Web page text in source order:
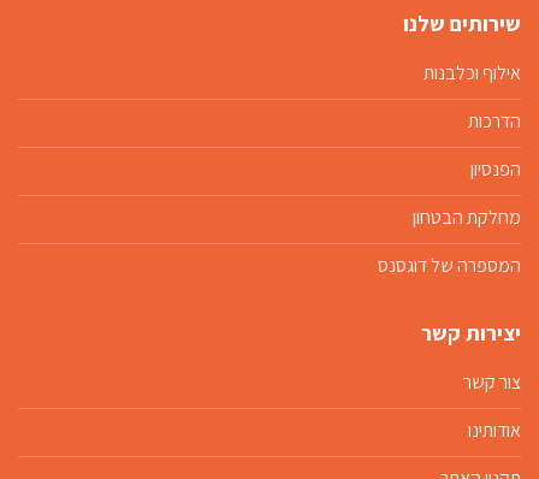
שירותים שלנו
אילוף וכלבנות
הדרכות
הפנסיון
מחלקת הבטחון
המספרה של דוגסנס
יצירות קשר
צור קשר
אודותינו